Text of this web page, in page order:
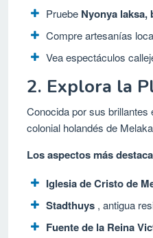
Pruebe Nyonya
Compre artesanías
Vea espectáculos
2. Explora la
Conocida por sus
colonial holandés de
Los aspectos más
Iglesia de Cristo de
Stadthuys , antigua
Fuente de la Reina